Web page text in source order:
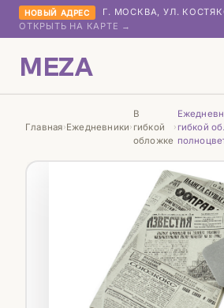
НОВЫЙ АДРЕС Г. МОСКВА, УЛ.
ОТКРЫТЬ НА КАРТЕ →
MEZA
Главная›Ежедневники›
В
гибкой
обложке
› гибкой